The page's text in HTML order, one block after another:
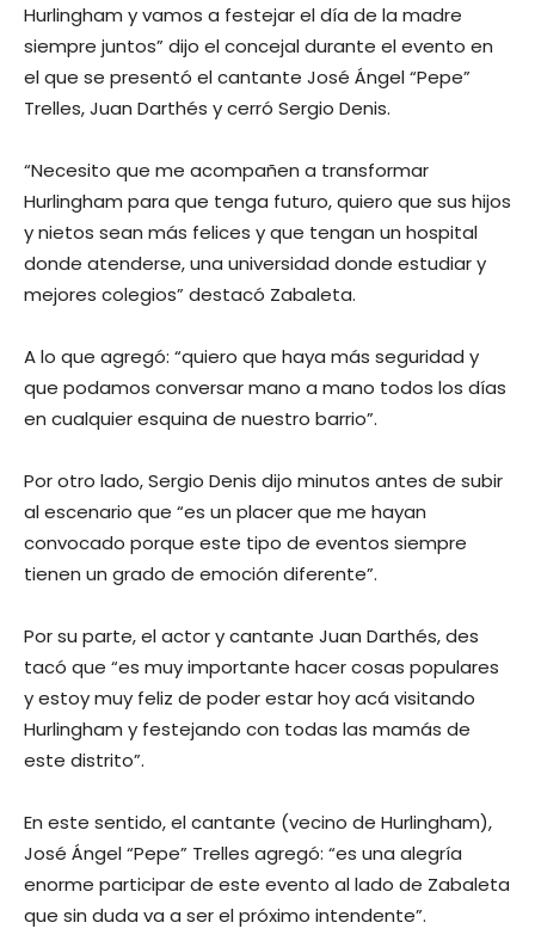
Hurlingham y vamos a festejar el día de la madre
siempre juntos” dijo el concejal durante el evento en
el que se presentó el cantante José Ángel “Pepe”
Trelles, Juan Darthés y cerró Sergio Denis.
“Necesito que me acompañen a transformar
Hurlingham para que tenga futuro, quiero que sus hijos
y nietos sean más felices y que tengan un hospital
donde atenderse, una universidad donde estudiar y
mejores colegios” destacó Zabaleta.
A lo que agregó: “quiero que haya más seguridad y
que podamos conversar mano a mano todos los días
en cualquier esquina de nuestro barrio”.
Por otro lado, Sergio Denis dijo minutos antes de subir
al escenario que “es un placer que me hayan
convocado porque este tipo de eventos siempre
tienen un grado de emoción diferente”.
Por su parte, el actor y cantante Juan Darthés, des
tacó que “es muy importante hacer cosas populares
y estoy muy feliz de poder estar hoy acá visitando
Hurlingham y festejando con todas las mamás de
este distrito”.
En este sentido, el cantante (vecino de Hurlingham),
José Ángel “Pepe” Trelles agregó: “es una alegría
enorme participar de este evento al lado de Zabaleta
que sin duda va a ser el próximo intendente”.